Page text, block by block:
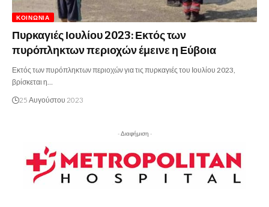
ΚΟΙΝΩΝΊΑ
Πυρκαγιές Ιουλίου 2023: Εκτός των
πυρόπληκτων περιοχών έμεινε η Εύβοια
Εκτός των πυρόπληκτων περιοχών για τις πυρκαγιές του Ιουλίου 2023,
βρίσκεται η…
25 Αυγούστου 2023
- Διαφήμιση -